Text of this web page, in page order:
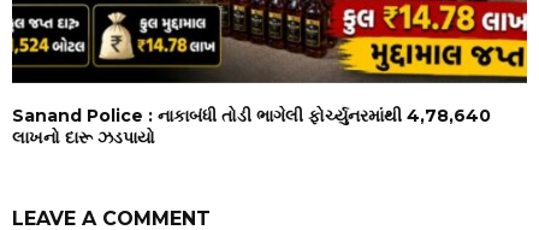
Sanand Police : નાકાબંધી તોડી ભાગેલી ફોર્ચ્યુનરમાંથી ₹4,78,640
લાખનો દારૂ ઝડપાયો
LEAVE A COMMENT